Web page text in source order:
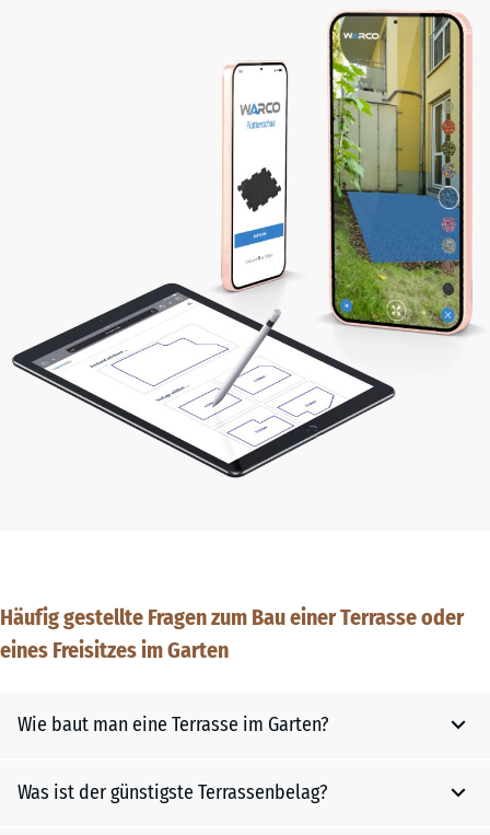
Häufig gestellte Fragen zum Bau einer Terrasse oder
eines Freisitzes im Garten
Wie baut man eine Terrasse im Garten?
Fläche abstecken - Oberboden soweit erforderlich
Was ist der günstigste Terrassenbelag?